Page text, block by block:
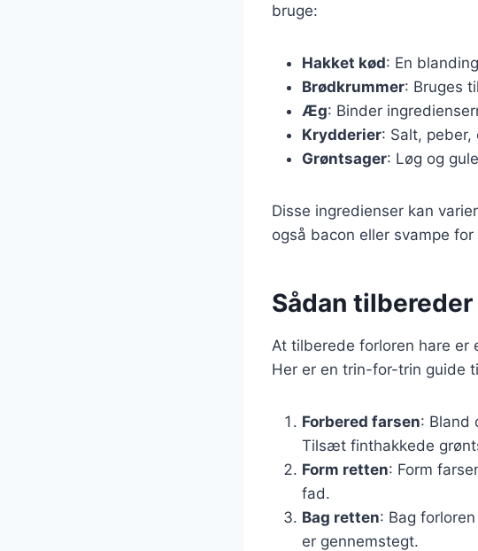
bruge:
Hakket kød: En
Brødkrummer: Bruges
Æg: Binder
Krydderier: Salt,
Grøntsager: Løg og
Disse ingredienser kan
også bacon eller svampe
Sådan
At tilberede forloren hare
Her er en trin-for-trin guide
Forbered farsen: Bland
Tilsæt finthakkede
Form retten: Form
fad.
Bag retten: Bag
er gennemstegt.